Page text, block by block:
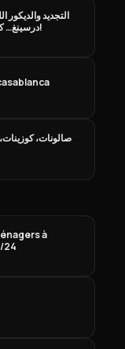
التجديد والديكور
درسينغ… كلشي كاين عندنا! فين ما كنت فالمغرب!
murs à casablanca
صالونات،
à
24